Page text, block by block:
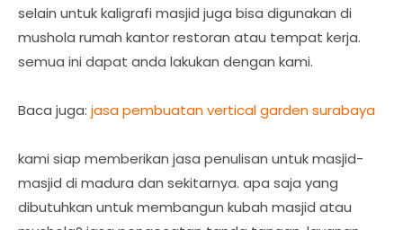
selain untuk kaligrafi masjid juga bisa digunakan di
mushola rumah kantor restoran atau tempat kerja.
semua ini dapat anda lakukan dengan kami.
Baca juga: jasa pembuatan vertical garden surabaya
kami siap memberikan jasa penulisan untuk masjid-
masjid di madura dan sekitarnya. apa saja yang
dibutuhkan untuk membangun kubah masjid atau